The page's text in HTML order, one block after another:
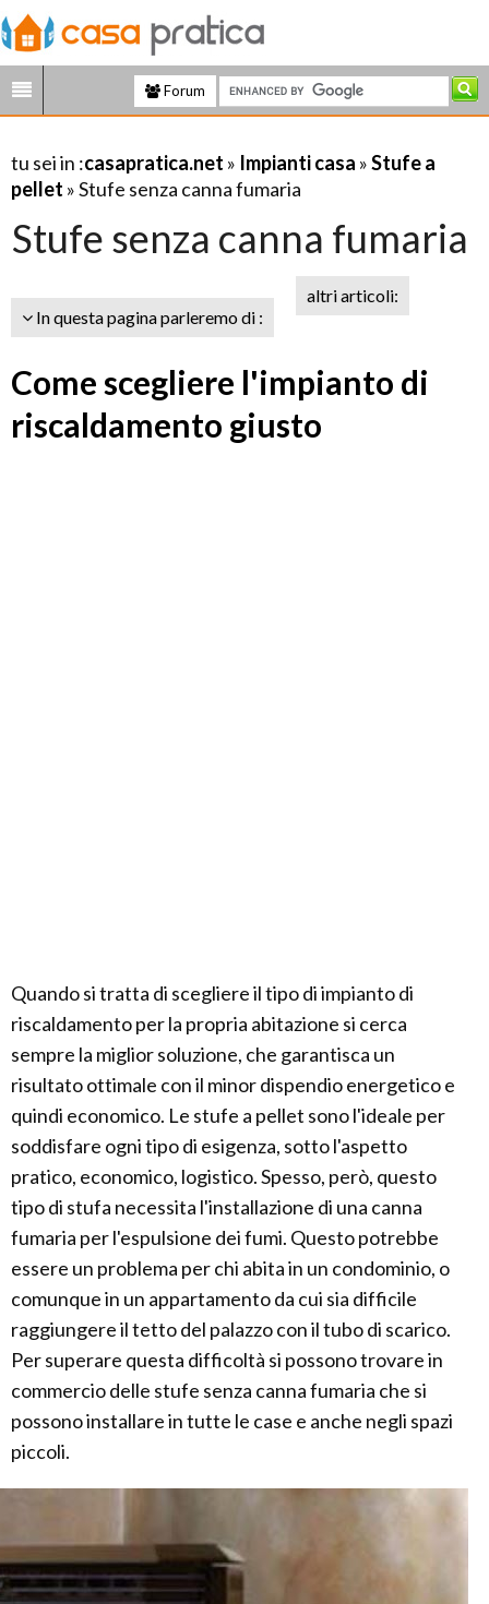
Forum
tu sei in :casapratica.net » Impianti casa »Stufe a
pellet » Stufe senza canna fumaria
Stufe senza canna fumaria
In questa pagina parleremo di :
altri articoli:
Come scegliere l'impianto di
riscaldamento giusto
Quando si tratta di scegliere il tipo di impianto di
riscaldamento per la propria abitazione si cerca
sempre la miglior soluzione, che garantisca un
risultato ottimale con il minor dispendio energetico e
quindi economico. Le stufe a pellet sono l'ideale per
soddisfare ogni tipo di esigenza, sotto l'aspetto
pratico, economico, logistico. Spesso, però, questo
tipo di stufa necessita l'installazione di una canna
fumaria per l'espulsione dei fumi. Questo potrebbe
essere un problema per chi abita in un condominio, o
comunque in un appartamento da cui sia difficile
raggiungere il tetto del palazzo con il tubo di scarico.
Per superare questa difficoltà si possono trovare in
commercio delle stufe senza canna fumaria che si
possono installare in tutte le case e anche negli spazi
piccoli.